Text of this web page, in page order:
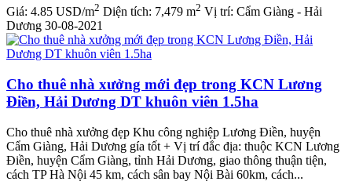
Giá: 4.85 USD/m2 Diện tích: 7,479 m2 Vị trí: Cẩm Giàng - Hải
Dương 30-08-2021
Cho thuê nhà xưởng mới đẹp trong KCN Lương
Điền, Hải Dương DT khuôn viên 1.5ha
Cho thuê nhà xưởng đẹp Khu công nghiệp Lương Điền, huyện
Cẩm Giàng, Hải Dương gía tốt + Vị trí đắc địa: thuộc KCN Lương
Điền, huyện Cẩm Giàng, tỉnh Hải Dương, giao thông thuận tiện,
cách TP Hà Nội 45 km, cách sân bay Nội Bài 60km, cách...